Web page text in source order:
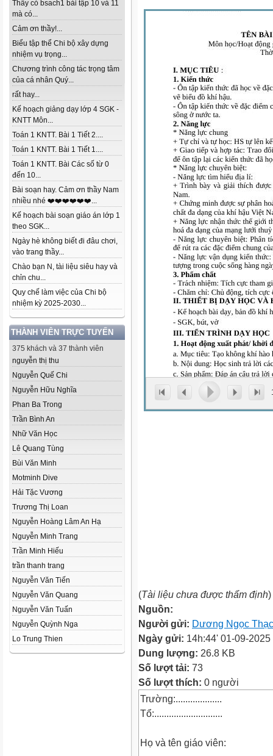
Thầy có bsach1 bài tập 10 và 11
mà có...
Cảm ơn thầy!...
Biểu tập thể Chi bộ xây dựng
nhiệm vụ trọng...
Chương trình công tác trọng tâm
của cá nhân Quý...
rất hay...
Kế hoạch giảng dạy lớp 4 SGK -
KNTT Môn...
Toán 1 KNTT. Bài 1 Tiết 2....
Toán 1 KNTT. Bài 1 Tiết 1....
Toán 1 KNTT. Bài Các số từ 0
đến 10...
Bài soạn hay. Cảm ơn thầy Nam
nhiều nhé ❤️❤️❤️❤️❤️❤️...
Kế hoạch bài soạn giáo án lớp 1
theo SGK...
Ngày hè không biết đi đâu chơi,
vào trang thầy...
Chào bạn N, tài liệu siêu hay và
chỉn chu...
Quy chế làm việc của Chi bộ
nhiệm kỳ 2025-2030...
THÀNH VIÊN TRỰC TUYẾN
375 khách và 37 thành viên
nguyễn thị thu
Nguyễn Quế Chi
Nguyễn Hữu Nghĩa
Phan Ba Trong
Trần Bình An
Nhữ Văn Học
Lê Quang Tùng
Bùi Văn Minh
Motminh Dive
Hải Tặc Vương
Trương Thị Loan
Nguyễn Hoàng Lâm An Hạ
Nguyễn Minh Trang
Trần Minh Hiếu
trần thanh trang
Nguyễn Văn Tiến
Nguyễn Văn Quang
Nguyễn Văn Tuấn
Nguyễn Quỳnh Nga
Lo Trung Thien
(Tài liệu chưa được thẩm định)
Nguồn:
Người gửi: Dương Ngọc
Ngày gửi: 14h:44' 01-09-2025
Dung lượng: 26.8 KB
Số lượt tải: 73
Số lượt thích: 0 người
Trường:...................
Tổ:............................
Họ và tên giáo viên: